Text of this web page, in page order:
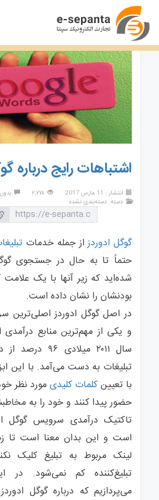
اشتباهات رایج درباره
انتشار : 11 مارس 2017 ۲,۷۷۸
دسته: دسته‌بندی نشده
گوگل ادوردزاز جمله خدمات
حتماً تا‌ به‌ حال در جستجوی
بودنشان را نشان داده است.
در اصل گوگل ادوردز اصلی‌ترین
و یکی از مهم‌ترین منابع
سال ۲۰۱۱
تبلیغات به‌ دست می‌آمد. با این
با تعیینکلمات کلیدیمورد نظر
حضور پیدا کنند و خود را به
تاکتیک درآمدی سرویس گوگل
است و این بدان معنا است تا
لینک مربوط به تبلیغ کلیک
تبلیغ‌کننده کم نمی‌شود. در
می‌پردازیم که درباره گوگل